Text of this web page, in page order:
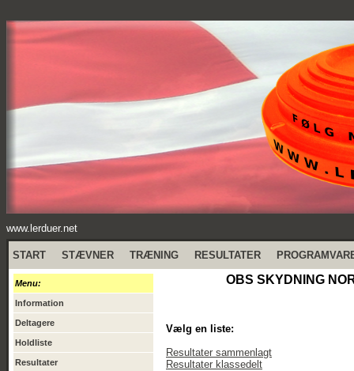
www.lerduer.net
START STÆVNER TRÆNING RESULTATER
Menu:
Information
Deltagere
Holdliste
Resultater
OBS SKYDNING
Vælg en liste:
Resultater sammenlagt
Resultater klassedelt